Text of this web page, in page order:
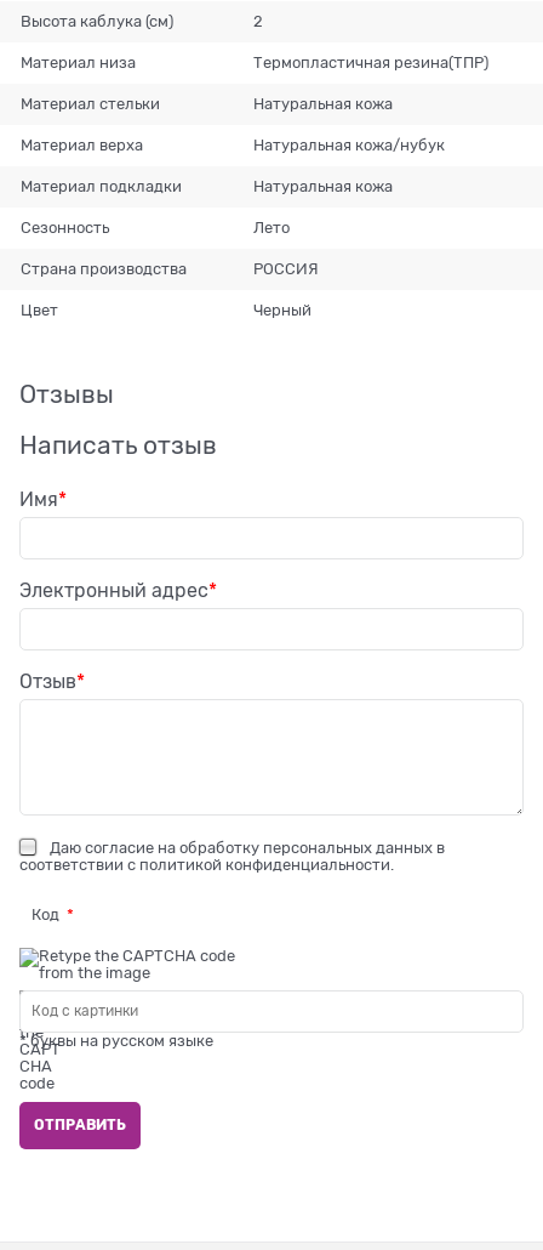
Высота каблука (см) 2
Материал низа Термопластичная резина(ТПР)
Материал стельки Натуральная кожа
Материал верха Натуральная кожа/нубук
Материал подкладки Натуральная кожа
Сезонность Лето
Страна производства РОССИЯ
Цвет Черный
Отзывы
Написать отзыв
Имя
Электронный адрес
Отзыв
Даю согласие на обработку персональных данных в
соответствии с политикой конфиденциальности
Код
* буквы на русском языке